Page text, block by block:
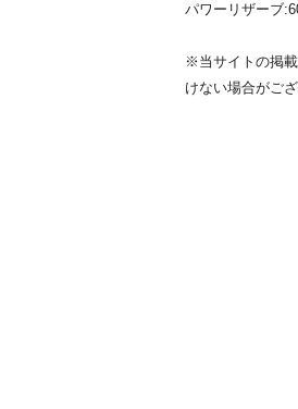
パワーリザーブ
※当サイトの掲
けない場合がご